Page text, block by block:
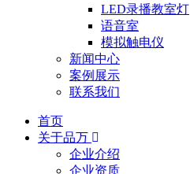
LED录播教室灯
语音室
模拟触电仪
新闻中心
案例展示
联系我们
首页
关于品万
企业介绍
企业资质